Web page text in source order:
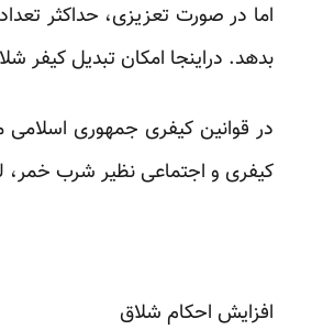
اما در صورت تعزیزی، حداکثر
بدهد. دراینجا امکان تبدیل کیفر
در قوانین کیفری جمهوری اسلامی
کیفری و اجتماعی نظیر شرب خمر،
افزایش احکام شلاق